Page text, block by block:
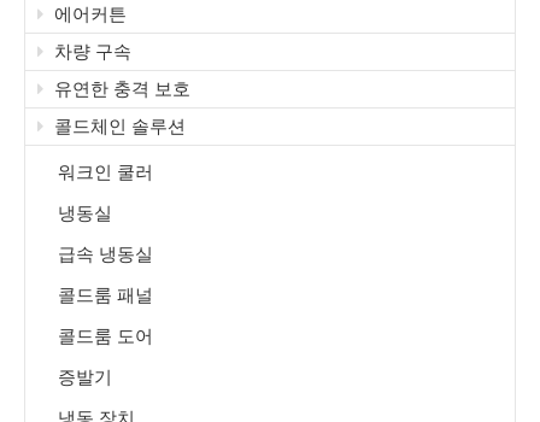
에어커튼
차량 구속
유연한 충격 보호
콜드체인 솔루션
워크인 쿨러
냉동실
급속 냉동실
콜드룸 패널
콜드룸 도어
증발기
냉동 장치